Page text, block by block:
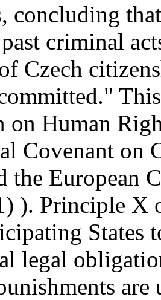
concluding
criminal
Czech
on Human
Covenant on
the European
). Principle X
legal